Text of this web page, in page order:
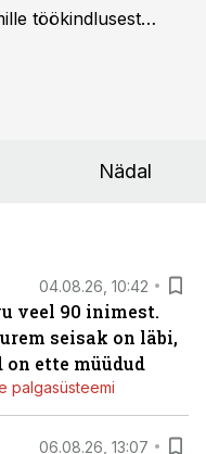
töökindlusest
Nädal
04.08.26, 10:42
veel 90 inimest.
seisak on läbi,
ette müüdud
palgasüsteemi
06.08.26, 13:07